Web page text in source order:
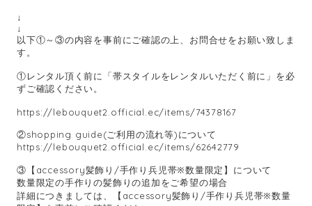
↓
↓
以下①～③の内容を事前にご確認の上、お問合せをお願い致しま
す。
①レンタル頂く前に「帯スタイルをレンタルいただく前に」を必
ずご確認ください。
https://lebouquet2.official.ec/items/74378167
②shopping guide(ご利用の流れ等)について
https://lebouquet2.official.ec/items/62642779
③【accessory髪飾り/手作り兵児帯※数量限定】について
数量限定の手作りの髪飾りの追加をご希望の場合
詳細につきましては、【accessory髪飾り/手作り兵児帯※数量